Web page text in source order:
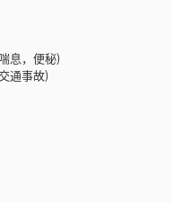
息，便秘)
通事故)